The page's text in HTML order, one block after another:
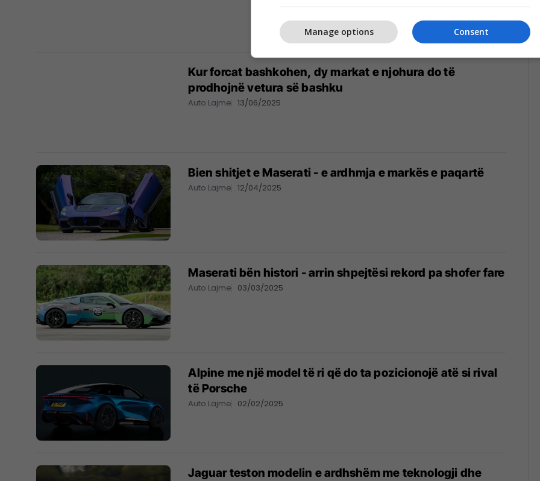
Kur forcat bashkohen, dy markat e njohura do të
prodhojnë vetura së bashku
Auto Lajme 13/06/2025
Bien shitjet e Maserati - e ardhmja e markës e paqartë
Auto Lajme 12/04/2025
Maserati bën histori - arrin shpejtësi rekord pa shofer fare
Auto Lajme 03/03/2025
Alpine me një model të ri që do ta pozicionojë atë si rival
të Porsche
Auto Lajme 02/02/2025
Jaguar teston modelin e ardhshëm me teknologji dhe
Consent
Manage options